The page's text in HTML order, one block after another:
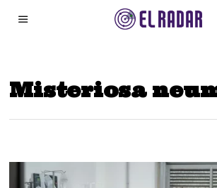
Misteriosa